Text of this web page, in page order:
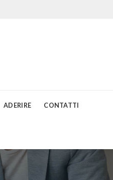
ADERIRE CONTATTI